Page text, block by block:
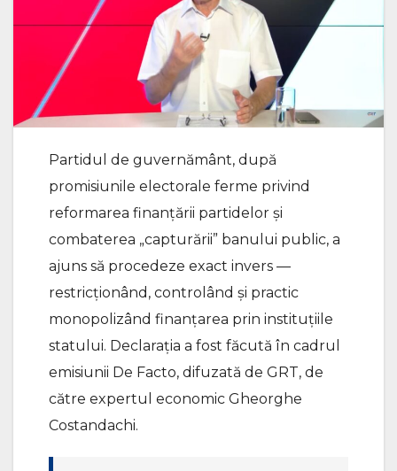
Partidul de guvernământ, după
promisiunile electorale ferme privind
reformarea finanțării partidelor și
combaterea „capturării” banului public, a
ajuns să procedeze exact invers —
restricționând, controlând și practic
monopolizând finanțarea prin instituțiile
statului. Declarația a fost făcută în cadrul
emisiunii De Facto, difuzată de GRT, de
către expertul economic Gheorghe
Costandachi.